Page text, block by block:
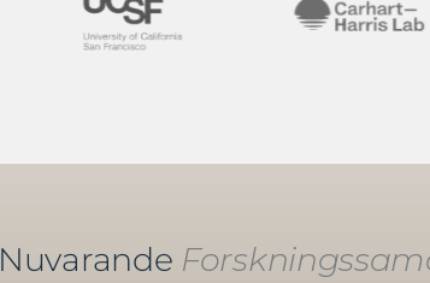
Nuvarande